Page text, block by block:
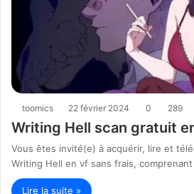
toomics 22 février 2024 0 289
Writing Hell scan gratuit
Vous êtes invité(e) à acquérir, lire et
Writing Hell en vf sans frais,
Lire la suite »